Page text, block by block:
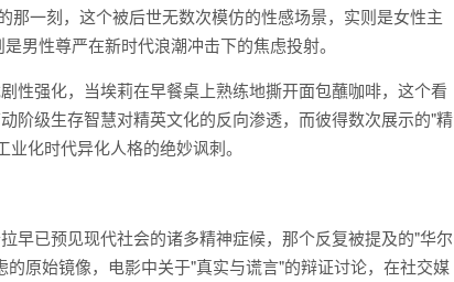
一刻，这个被后世无数次模仿的性感场景，实则是女性主
男性尊严在新时代浪潮冲击下的焦虑投射。
性强化，当埃莉在早餐桌上熟练地撕开面包蘸咖啡，这个看
阶级生存智慧对精英文化的反向渗透，而彼得数次展示的"精
化时代异化人格的绝妙讽刺。
早已预见现代社会的诸多精神症候，那个反复被提及的"华尔
原始镜像，电影中关于"真实与谎言"的辩证讨论，在社交媒